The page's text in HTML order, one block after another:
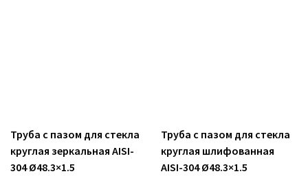
Труба с пазом для стекла
круглая зеркальная AISI-
304 Ø48.3×1.5
Труба с пазом для стекла
круглая шлифованная
AISI-304 Ø48.3×1.5